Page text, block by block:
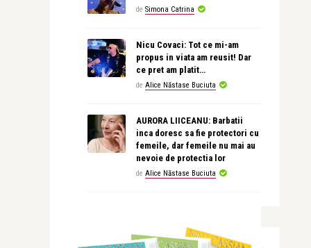
de Simona Catrina
Nicu Covaci: Tot ce mi-am
propus in viata am reusit! Dar
ce pret am platit…
de Alice Năstase Buciuta
AURORA LIICEANU: Barbatii
inca doresc sa fie protectori cu
femeile, dar femeile nu mai au
nevoie de protectia lor
de Alice Năstase Buciuta